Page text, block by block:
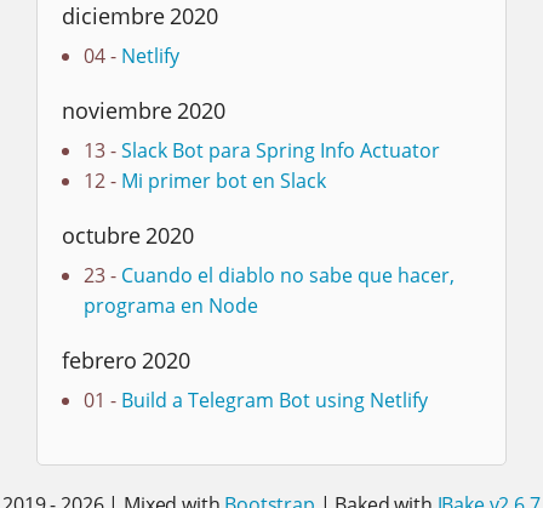
diciembre 2020
04 - Netlify
noviembre 2020
13 -Slack Bot para Spring Info Actuator
12 - Mi primer bot en Slack
octubre 2020
23 - Cuando el diablo no sabe que hacer,
programa en Node
febrero 2020
01 - Build a Telegram Bot using Netlify